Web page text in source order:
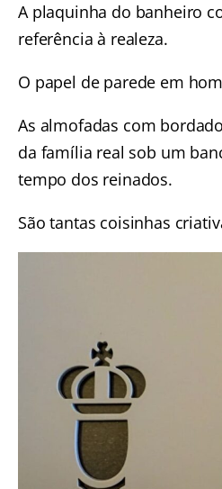
A plaquinha do banheiro
referência à realeza.
O papel de parede em
As almofadas com
da família real sob um
tempo dos reinados.
São tantas coisinhas